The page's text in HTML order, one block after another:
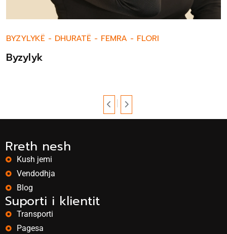
BYZYLYKË - DHURATË - FEMRA - FLORI
Byzylyk
Rreth nesh
Kush jemi
Vendodhja
Blog
Suporti i klientit
Transporti
Pagesa